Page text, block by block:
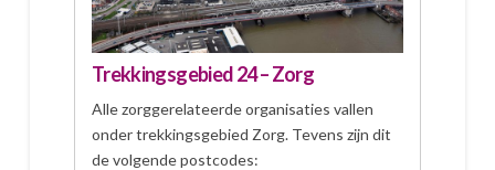
Trekkingsgebied 24 – Zorg
Alle zorggerelateerde organisaties vallen
onder trekkingsgebied Zorg. Tevens zijn dit
de volgende postcodes: